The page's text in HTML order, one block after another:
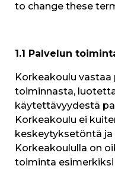
to change these
1.1 Palvelun
Korkeakoulu
toiminnasta,
käytettävyydestä
Korkeakoulu ei
keskeytyksetöntä
Korkeakoululla on
toiminta esimerkiksi